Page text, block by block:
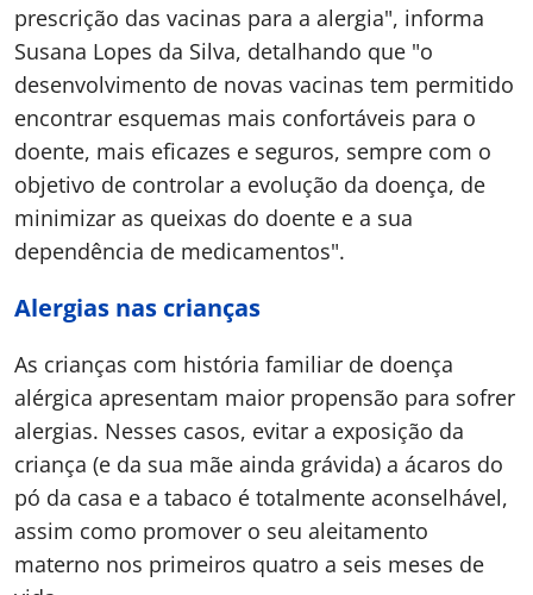
prescrição das vacinas para a alergia", informa
Susana Lopes da Silva, detalhando que "o
desenvolvimento de novas vacinas tem permitido
encontrar esquemas mais confortáveis para o
doente, mais eficazes e seguros, sempre com o
objetivo de controlar a evolução da doença, de
minimizar as queixas do doente e a sua
dependência de medicamentos".
Alergias nas crianças
As crianças com história familiar de doença
alérgica apresentam maior propensão para sofrer
alergias. Nesses casos, evitar a exposição da
criança (e da sua mãe ainda grávida) a ácaros do
pó da casa e a tabaco é totalmente aconselhável,
assim como promover o seu aleitamento
materno nos primeiros quatro a seis meses de